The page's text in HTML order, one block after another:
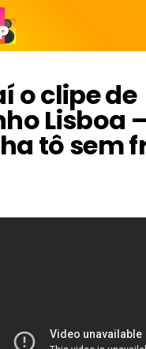
o clipe de
Lisboa –
tô sem